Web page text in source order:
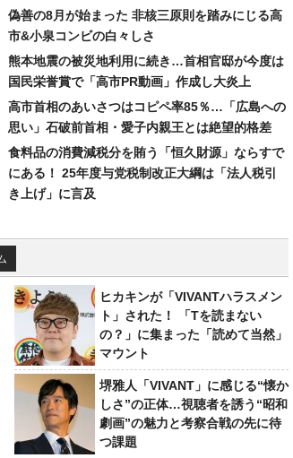
偽善の8月が始まった 非核三原則を踏みにじる高
市&小泉コンビの白々しさ
熊本地震の被災地利用に続き…首相官邸が今度は
国民栄誉賞で「高市PR動画」作成し大炎上
高市首相のあいさつはコピペ率85％…「広島への
思い」石破前首相・愛子内親王とは絶望的格差
食料品の消費減税分を賄う「恒久財源」ならすで
にある！ 25年度与党税制改正大綱は「法人税引
き上げ」に言及
ヒカキンが「VIVANTハラスメン
ト」された！ 「Tを読まない
の？」に集まった「読めて当然」
マウント
堺雅人「VIVANT」に感じる“懐か
しさ”の正体…視聴者を誘う“昭和
劇画”の魅力と考察合戦の先に待
つ課題